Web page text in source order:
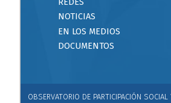
NOTICIAS
EN LOS MEDIOS
DOCUMENTOS
OBSERVATORIO DE PARTICIPACIÓN SOCIAL